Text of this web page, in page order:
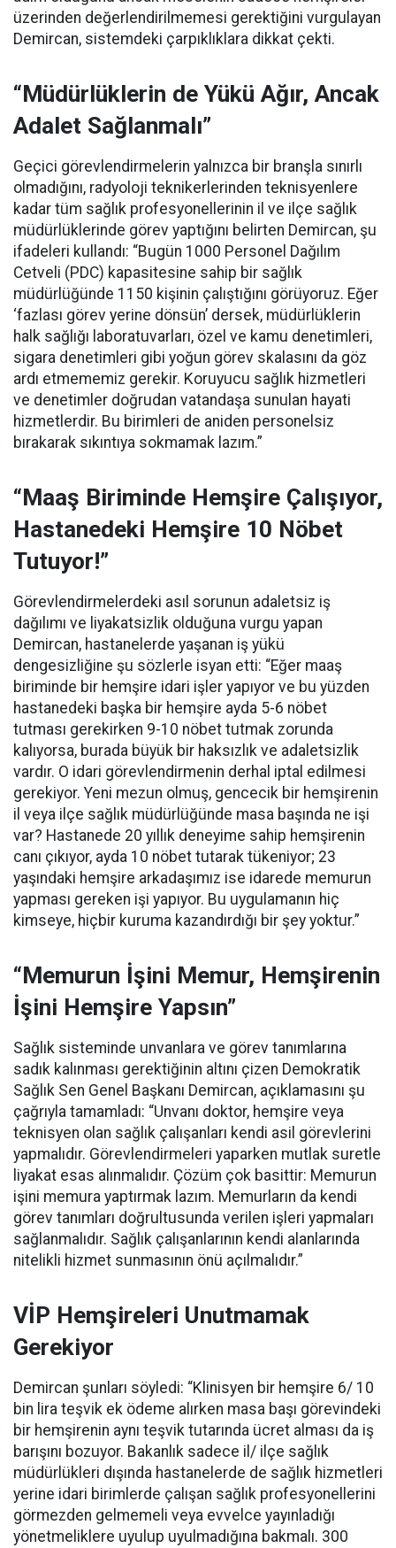
üzerinden değerlendirilmemesi gerektiğini vurgulayan
Demircan, sistemdeki çarpıklıklara dikkat çekti.
“Müdürlüklerin de Yükü Ağır, Ancak
Adalet Sağlanmalı”
Geçici görevlendirmelerin yalnızca bir branşla sınırlı
olmadığını, radyoloji teknikerlerinden teknisyenlere
kadar tüm sağlık profesyonellerinin il ve ilçe sağlık
müdürlüklerinde görev yaptığını belirten Demircan, şu
ifadeleri kullandı: “Bugün 1000 Personel Dağılım
Cetveli (PDC) kapasitesine sahip bir sağlık
müdürlüğünde 1150 kişinin çalıştığını görüyoruz. Eğer
‘fazlası görev yerine dönsün’ dersek, müdürlüklerin
halk sağlığı laboratuvarları, özel ve kamu denetimleri,
sigara denetimleri gibi yoğun görev skalasını da göz
ardı etmememiz gerekir. Koruyucu sağlık hizmetleri
ve denetimler doğrudan vatandaşa sunulan hayati
hizmetlerdir. Bu birimleri de aniden personelsiz
bırakarak sıkıntıya sokmamak lazım.”
“Maaş Biriminde Hemşire Çalışıyor,
Hastanedeki Hemşire 10 Nöbet
Tutuyor!”
Görevlendirmelerdeki asıl sorunun adaletsiz iş
dağılımı ve liyakatsizlik olduğuna vurgu yapan
Demircan, hastanelerde yaşanan iş yükü
dengesizliğine şu sözlerle isyan etti: “Eğer maaş
biriminde bir hemşire idari işler yapıyor ve bu yüzden
hastanedeki başka bir hemşire ayda 5-6 nöbet
tutması gerekirken 9-10 nöbet tutmak zorunda
kalıyorsa, burada büyük bir haksızlık ve adaletsizlik
vardır. O idari görevlendirmenin derhal iptal edilmesi
gerekiyor. Yeni mezun olmuş, gencecik bir hemşirenin
il veya ilçe sağlık müdürlüğünde masa başında ne işi
var? Hastanede 20 yıllık deneyime sahip hemşirenin
canı çıkıyor, ayda 10 nöbet tutarak tükeniyor; 23
yaşındaki hemşire arkadaşımız ise idarede memurun
yapması gereken işi yapıyor. Bu uygulamanın hiç
kimseye, hiçbir kuruma kazandırdığı bir şey yoktur.”
“Memurun İşini Memur, Hemşirenin
İşini Hemşire Yapsın”
Sağlık sisteminde unvanlara ve görev tanımlarına
sadık kalınması gerektiğinin altını çizen Demokratik
Sağlık Sen Genel Başkanı Demircan, açıklamasını şu
çağrıyla tamamladı: “Unvanı doktor, hemşire veya
teknisyen olan sağlık çalışanları kendi asil görevlerini
yapmalıdır. Görevlendirmeleri yaparken mutlak suretle
liyakat esas alınmalıdır. Çözüm çok basittir: Memurun
işini memura yaptırmak lazım. Memurların da kendi
görev tanımları doğrultusunda verilen işleri yapmaları
sağlanmalıdır. Sağlık çalışanlarının kendi alanlarında
nitelikli hizmet sunmasının önü açılmalıdır.”
VİP Hemşireleri Unutmamak
Gerekiyor
Demircan şunları söyledi: “Klinisyen bir hemşire 6/ 10
bin lira teşvik ek ödeme alırken masa başı görevindeki
bir hemşirenin aynı teşvik tutarında ücret alması da iş
barışını bozuyor. Bakanlık sadece il/ ilçe sağlık
müdürlükleri dışında hastanelerde de sağlık hizmetleri
yerine idari birimlerde çalışan sağlık profesyonellerini
görmezden gelmemeli veya evvelce yayınladığı
yönetmeliklere uyulup uyulmadığına bakmalı. 300